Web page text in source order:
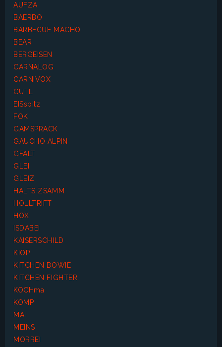
AUFZA
BAERBO
BARBECUE MACHO
BEAR
BERGEISEN
CARNALOG
CARNIVOX
CUTL
EISspitz
FOK
GAMSPRACK
GAUCHO ALPIN
GFALT
GLEI
GLEIZ
HALTS ZSAMM
HÖLLTRIFT
HOX
ISDABEI
KAISERSCHILD
KIOP
KITCHEN BOWIE
KITCHEN FIGHTER
KOCHma
KOMP
MAII
MEINS
MORREI